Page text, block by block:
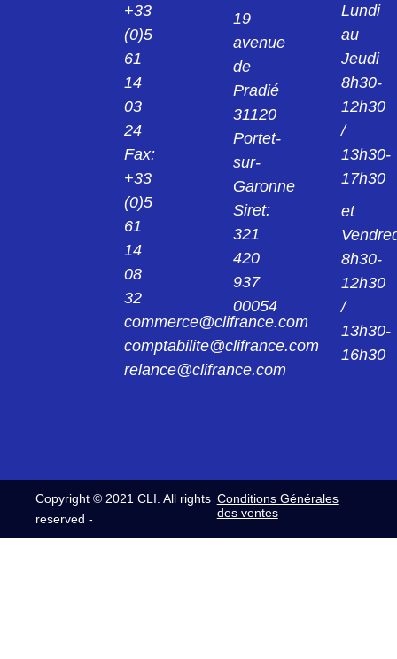
+33
(0)5
61
14
03
24
Fax:
+33
(0)5
61
14
08
32
commerce@clifrance.com
comptabilite@clifrance.com
relance@clifrance.com
19
avenue
de
Pradié
31120
Portet-
sur-
Garonne
Siret:
321
420
937
00054
Lundi
au
Jeudi
8h30-
12h30
/
13h30-
17h30
et
8h30-
12h30
/
13h30-
16h30
Copyright © 2021 CLI. All rights
reserved -
Conditions Générales
des ventes